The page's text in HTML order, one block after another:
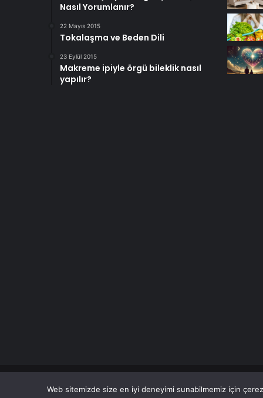
Nasıl Yorumlanır?
22 Mayıs 2015
Tokalaşma ve Beden Dili
23 Eylül 2015
Makreme ipiyle örgü bileklik nasıl
yapılır?
© Copyright 2026 Her Hakkı Saklıdır. Son Dakika
Web sitemizde size en iyi deneyimi sunabilmemiz için